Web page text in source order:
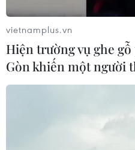
lịch Việt Nam vượt khó
Giải đua xe Công thức 1
cơ hội lớn giúp Việt Nam
đến an toàn, hấp dẫn đối
nước trong bối cảnh dịch
vietnamplus.vn
Hiện trường vụ ghe
Gòn khiến một người